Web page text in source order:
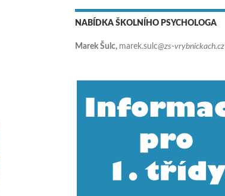
NABÍDKA ŠKOLNÍHO PSYCHOLOGA
Marek Šulc, marek.sulc@zs-vrybnickach.cz